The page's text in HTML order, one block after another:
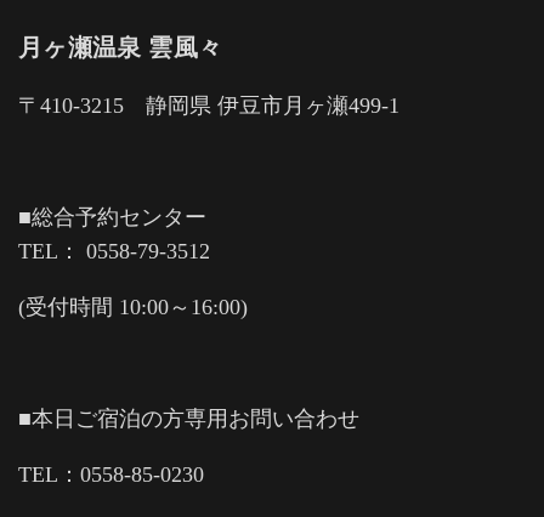
月ヶ瀬温泉 雲風々
〒410-3215 静岡県 伊豆市月ヶ瀬499-1
■総合予約センター
TEL： 0558-79-3512
(受付時間 10:00～16:00)
■本日ご宿泊の方専用お問い合わせ
TEL：0558-85-0230